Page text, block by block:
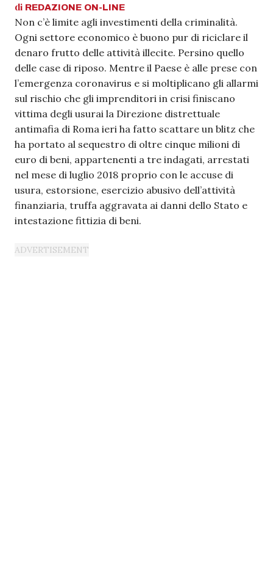
di REDAZIONE ON-LINE
Non c’è limite agli investimenti della criminalità.
Ogni settore economico è buono pur di riciclare il
denaro frutto delle attività illecite. Persino quello
delle case di riposo. Mentre il Paese è alle prese con
l’emergenza coronavirus e si moltiplicano gli allarmi
sul rischio che gli imprenditori in crisi finiscano
vittima degli usurai la Direzione distrettuale
antimafia di Roma ieri ha fatto scattare un blitz che
ha portato al sequestro di oltre cinque milioni di
euro di beni, appartenenti a tre indagati, arrestati
nel mese di luglio 2018 proprio con le accuse di
usura, estorsione, esercizio abusivo dell’attività
finanziaria, truffa aggravata ai danni dello Stato e
intestazione fittizia di beni.